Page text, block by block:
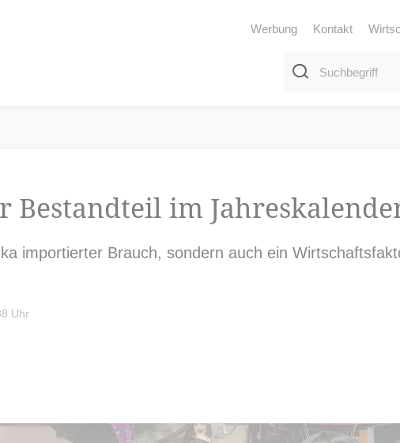
Werbung Kontakt
Bestandteil im
importierter Brauch, sondern auch ein
Uhr